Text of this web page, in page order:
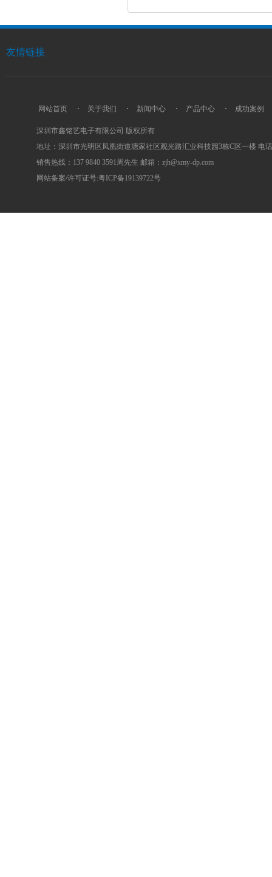
友情链接
网站首页 · 关于我们 · 新闻中心 · 产品中心 · 成功案例
深圳市鑫铭艺电子有限公司 版权所有
地址：深圳市光明区凤凰街道塘家社区观光路汇业科技园3栋C区一楼 电话
销售热线：137 9840 3591周先生 邮箱：zjh@xmy-dp.com
网站备案/许可证号:粤ICP备19139722号